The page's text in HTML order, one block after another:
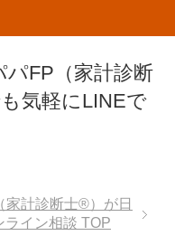
FP（家計診断
気軽にLINEで
家計診断士®）が日
ライン相談 TOP